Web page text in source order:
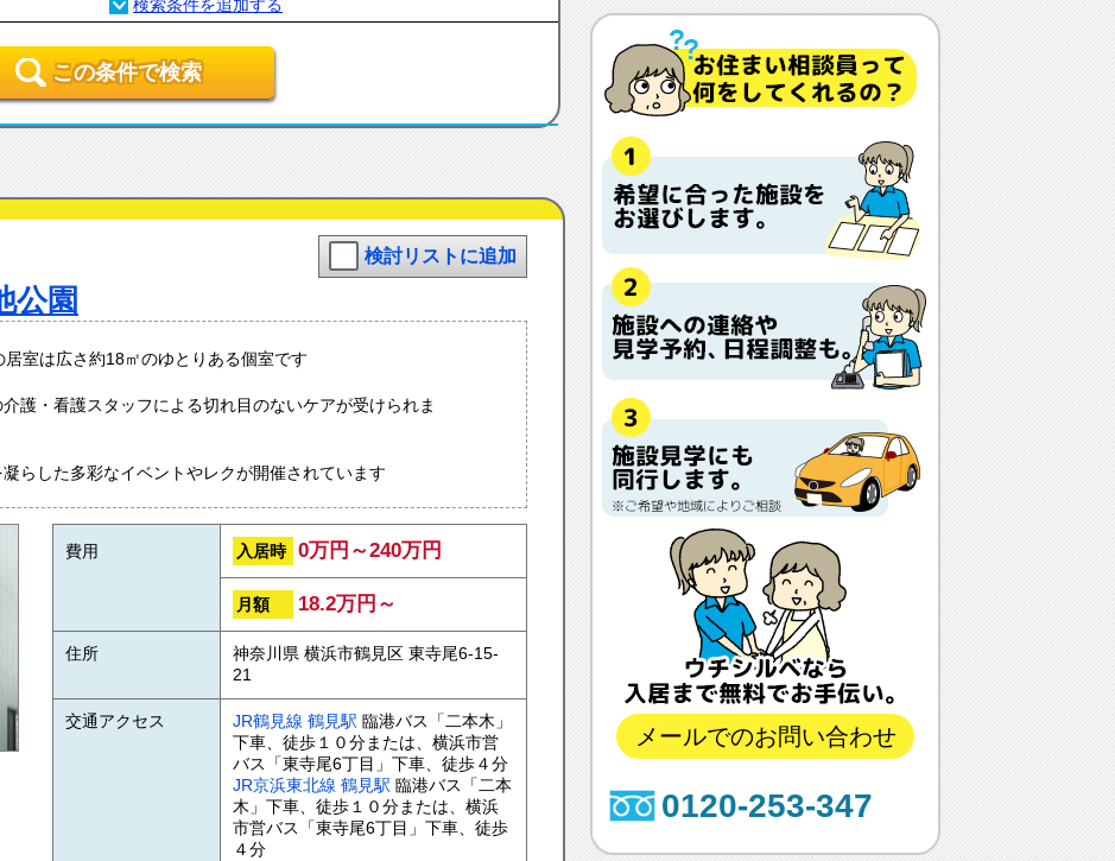
入居金が無料～何千万円と大きな差が
あるけど、どこが違うの？
入居するとどんな人がサービスをして
くれるの？
本当に相談無料？
他の紹介会社と「ウチシルベ」はどう
違うの？aa
この条件で検索
検討リストに追加
公園
居室は広さ約18㎡のゆとりある個室です
護・看護スタッフによる切れ目のないケアが受けられま
凝らした多彩なイベントやレクが開催されています
費用 入居時 0万円～240万円
月額 18.2万円～
住所
神奈川県 横浜市鶴見区 東寺尾6-15-
21
交通アクセス JR鶴見線 鶴見駅 臨港バス「二本木」
下車、徒歩１０分または、横浜市営
バス「東寺尾6丁目」下車、徒歩４分
JR京浜東北線 鶴見駅 臨港バス「二本
木」下車、徒歩１０分または、横浜
市営バス「東寺尾6丁目」下車、徒歩
４分
メールでのお問い合わせ
0120-253-347